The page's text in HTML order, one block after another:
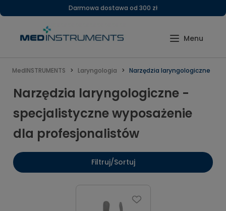
Darmowa dostawa od 300 zł
MedINSTRUMENTS Laryngologia Narzędzia laryngologiczne
Narzędzia laryngologiczne -
specjalistyczne wyposażenie
dla profesjonalistów
Filtruj/Sortuj